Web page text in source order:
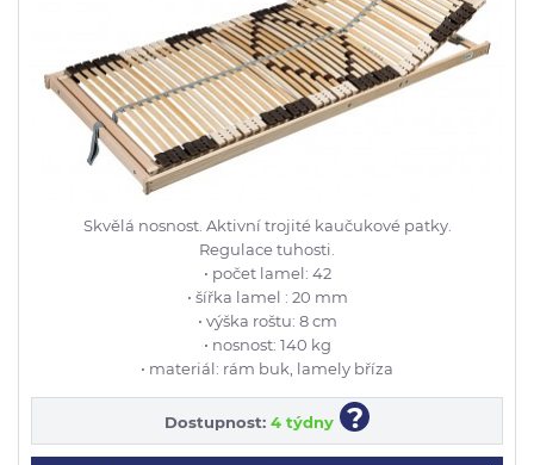
Skvělá nosnost. Aktivní trojité kaučukové patky.
Regulace tuhosti.
• počet lamel: 42
• šířka lamel : 20 mm
• výška roštu: 8 cm
• nosnost: 140 kg
• materiál: rám buk, lamely bříza
Dostupnost: 4 týdny ?